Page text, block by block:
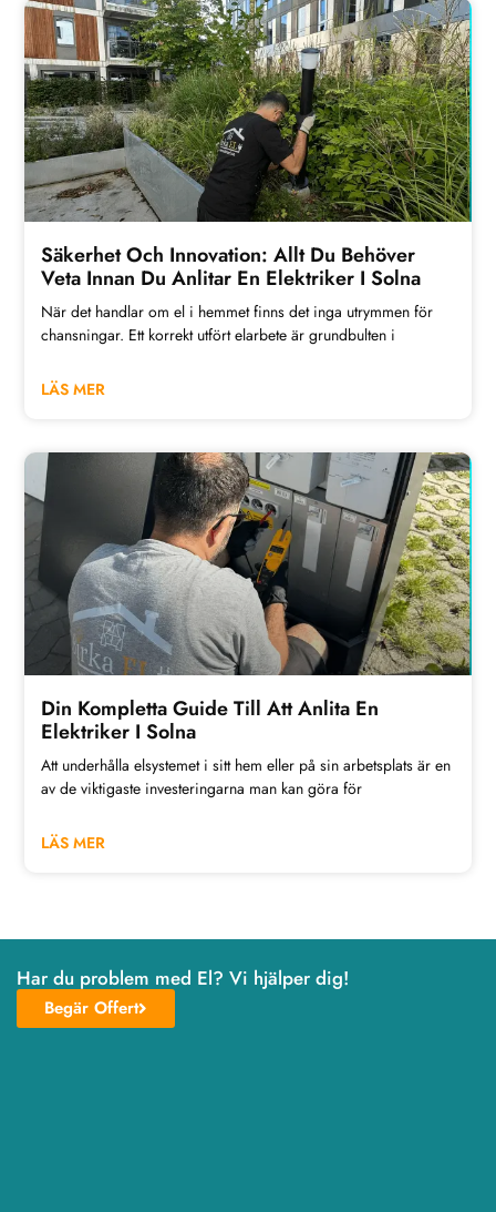
Säkerhet Och Innovation: Allt Du Behöver
Veta Innan Du Anlitar En Elektriker I Solna
När det handlar om el i hemmet finns det inga utrymmen för
chansningar. Ett korrekt utfört elarbete är grundbulten i
LÄS MER
Din Kompletta Guide Till Att Anlita En
Elektriker I Solna
Att underhålla elsystemet i sitt hem eller på sin arbetsplats är en
av de viktigaste investeringarna man kan göra för
LÄS MER
Har du problem med El? Vi hjälper dig!
Begär Offert